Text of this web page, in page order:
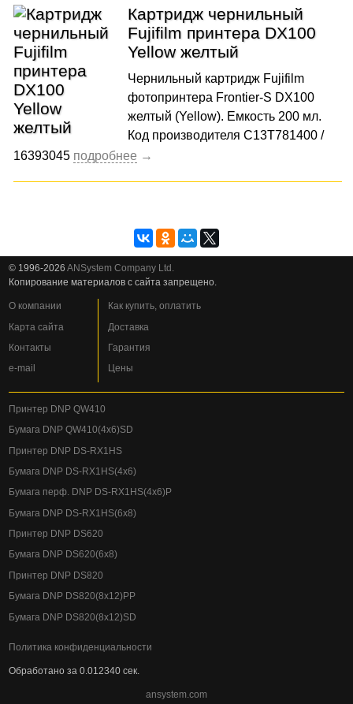
Картридж чернильный
Fujifilm принтера DX100
Yellow желтый
Чернильный картридж Fujifilm
фотопринтера Frontier-S DX100
желтый (Yellow). Емкость 200 мл.
Код производителя C13T781400 /
16393045
© 1996-2026ANSystem Company Ltd.
Копирование материалов с сайта запрещено.
О компании
Карта сайта
Контакты
e-mail
Как купить, оплатить
Доставка
Гарантия
Цены
Принтер DNP QW410
Бумага DNP QW410(4x6)SD
Принтер DNP DS-RX1HS
Бумага DNP DS-RX1HS(4x6)
Бумага перф. DNP DS-RX1HS(4x6)P
Бумага DNP DS-RX1HS(6x8)
Принтер DNP DS620
Бумага DNP DS620(6x8)
Принтер DNP DS820
Бумага DNP DS820(8x12)PP
Бумага DNP DS820(8x12)SD
Политика конфиденциальности
Обработано за 0.012340 сек.
ansystem.com